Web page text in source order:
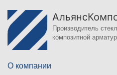
Производитель
композитной
О компании